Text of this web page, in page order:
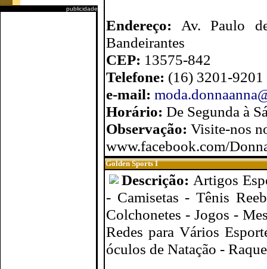
publicidade
Endereço: Av. Paulo
Bandeirantes
CEP: 13575-842
Telefone: (16) 3201-9201
e-mail:
Horário: De Segunda à
Observação: Visite-nos
www.facebook.com/
Golden Sports I
Descrição: Artigos
- Camisetas - Tênis
Colchonetes - Jogos -
Redes para Vários
óculos de Natação -